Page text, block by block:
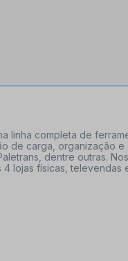
completa de
de carga, organização
dentre outras.
lojas físicas, televendas